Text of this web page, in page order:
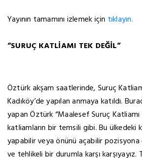
Yayının tamamını izlemek için tıklayın.
“SURUÇ KATLİAMI TEK DEĞİL”
Öztürk akşam saatlerinde, Suruç
Kadıköy’de yapılan anmaya katıldı.
yapan Öztürk “Maalesef Suruç
katliamların bir temsili gibi. Bu ülkedeki
yapabilir veya önünü açabilir pozisyona
ve tehlikeli bir durumla karşı karşıyayız.